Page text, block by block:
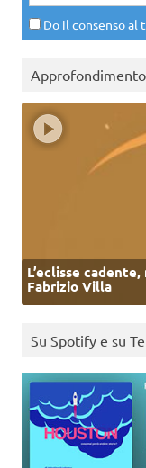
Do il consenso
Approfondimento
L’eclisse
Fabrizio Villa
Su Spotify e su